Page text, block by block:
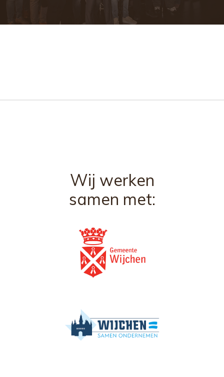
Wij werken
samen met: